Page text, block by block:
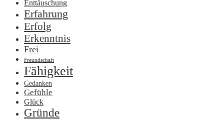
Enttäuschung
Erfahrung
Erfolg
Erkenntnis
Frei
Freundschaft
Fähigkeit
Gedanken
Gefühle
Glück
Gründe